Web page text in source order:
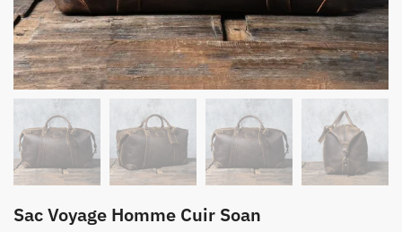
Sac Voyage Homme Cuir Soan